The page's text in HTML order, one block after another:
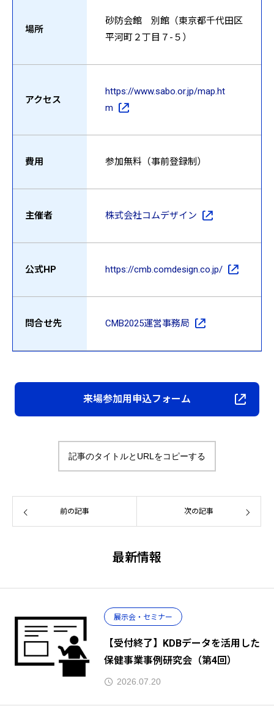
場所
砂防会館 別館（東京都千代田区
平河町２丁目７-５）
アクセス
https://www.sabo.or.jp/map.ht
m
費用 参加無料（事前登録制）
主催者 株式会社コムデザイン
公式HP https://cmb.comdesign.co.jp/
問合せ先 CMB2025運営事務局
来場参加用申込フォーム
記事のタイトルとURLをコピーする
前の記事 次の記事
最新情報
展示会・セミナー
【受付終了】KDBデータを活用した
保健事業事例研究会（第4回）
2026.07.20